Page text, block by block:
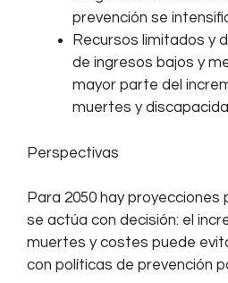
prevención se
Recursos limitados y
de ingresos bajos y
mayor parte del
muertes y
Perspectivas
Para 2050 hay proyecciones
se actúa con decisión: el
muertes y costes puede
con políticas de prevención